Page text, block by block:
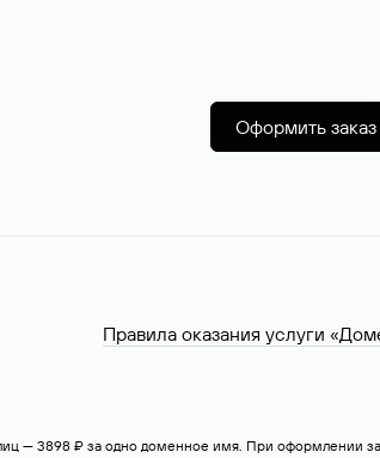
Оформить заказ
Правила оказания услуги
— 3898 ₽ за одно доменное имя. При оформлении